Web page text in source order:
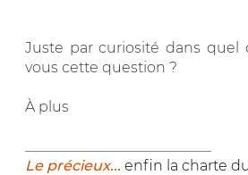
Juste par curiosité dans quel
vous cette question ?
À plus
Le précieux... enfin la charte